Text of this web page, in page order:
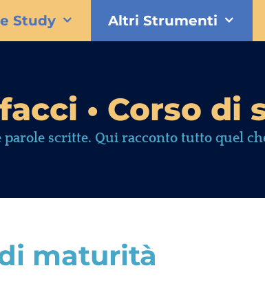
Study Altri Strumenti
• Corso
parole scritte. Qui racconto tutto quel
maturità